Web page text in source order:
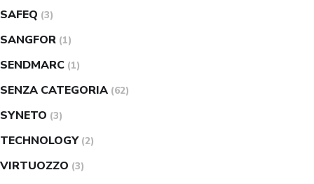
SAFEQ (3)
SANGFOR (1)
SENDMARC (1)
SENZA CATEGORIA (62)
SYNETO (3)
TECHNOLOGY (2)
VIRTUOZZO (3)